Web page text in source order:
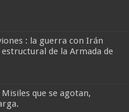
: la guerra con Irán
de la Armada de
Misiles que se agotan,